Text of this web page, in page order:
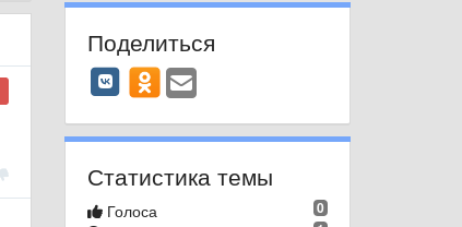
Поделиться
Статистика темы
0
Голоса